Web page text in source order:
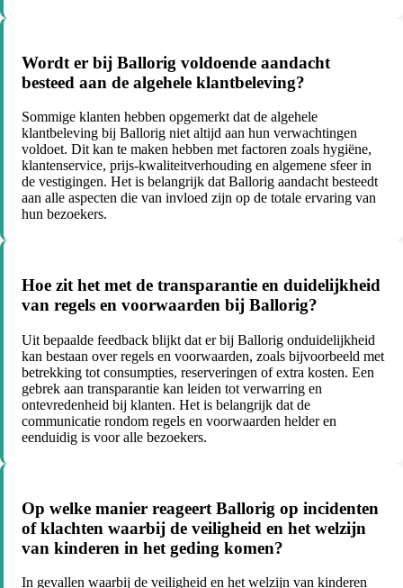
Wordt er bij Ballorig voldoende aandacht
besteed aan de algehele klantbeleving?
Sommige klanten hebben opgemerkt dat de algehele
klantbeleving bij Ballorig niet altijd aan hun verwachtingen
voldoet. Dit kan te maken hebben met factoren zoals hygiëne,
klantenservice, prijs-kwaliteitverhouding en algemene sfeer in
de vestigingen. Het is belangrijk dat Ballorig aandacht besteedt
aan alle aspecten die van invloed zijn op de totale ervaring van
hun bezoekers.
Hoe zit het met de transparantie en duidelijkheid
van regels en voorwaarden bij Ballorig?
Uit bepaalde feedback blijkt dat er bij Ballorig onduidelijkheid
kan bestaan over regels en voorwaarden, zoals bijvoorbeeld met
betrekking tot consumpties, reserveringen of extra kosten. Een
gebrek aan transparantie kan leiden tot verwarring en
ontevredenheid bij klanten. Het is belangrijk dat de
communicatie rondom regels en voorwaarden helder en
eenduidig is voor alle bezoekers.
Op welke manier reageert Ballorig op incidenten
of klachten waarbij de veiligheid en het welzijn
van kinderen in het geding komen?
In gevallen waarbij de veiligheid en het welzijn van kinderen